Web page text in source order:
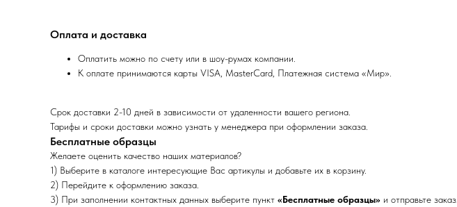
Оплата и доставка
Оплатить можно по счету или в шоу-румах компании.
К оплате принимаются карты VISA, MasterCard, Платежная система «Мир».
Срок доставки 2-10 дней в зависимости от удаленности вашего региона.
Тарифы и сроки доставки можно узнать у менеджера при оформлении заказа.
Бесплатные образцы
Желаете оценить качество наших материалов?
1) Выберите в каталоге интересующие Вас артикулы и добавьте их в корзину.
2) Перейдите к оформлению заказа.
3) При заполнении контактных данных выберите пункт «Бесплатные образцы» и отправьте заказ.